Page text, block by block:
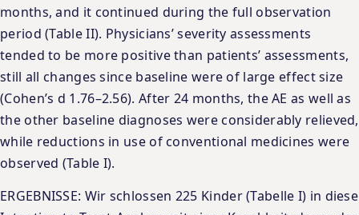
months, and it continued during the full observation
period (Table II). Physicians’ severity assessments
tended to be more positive than patients’ assessments,
still all changes since baseline were of large effect size
(Cohen’s d 1.76–2.56). After 24 months, the AE as well as
the other baseline diagnoses were considerably relieved,
while reductions in use of conventional medicines were
observed (Table I).
ERGEBNISSE: Wir schlossen 225 Kinder (Tabelle I) in diese